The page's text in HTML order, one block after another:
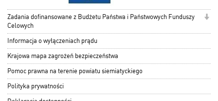
Zadania dofinansowane z Budżetu Państwa i Państwowych Funduszy
Celowych
Informacja o wyłączeniach prądu
Krajowa mapa zagrożeń bezpieczeństwa
Pomoc prawna na terenie powiatu siemiatyckiego
Polityka prywatności